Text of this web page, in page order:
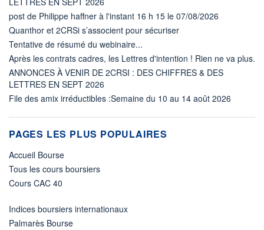
post de Philippe haffner à l'instant 16 h 15 le 07/08/2026
Quanthor et 2CRSi s’associent pour sécuriser
Tentative de résumé du webinaire...
Après les contrats cadres, les Lettres d'intention ! Rien ne va plus.
ANNONCES À VENIR DE 2CRSI : DES CHIFFRES & DES
LETTRES EN SEPT 2026
File des amix irréductibles :Semaine du 10 au 14 août 2026
PAGES LES PLUS POPULAIRES
Accueil Bourse
Tous les cours boursiers
Cours CAC 40
Indices boursiers internationaux
Palmarès Bourse